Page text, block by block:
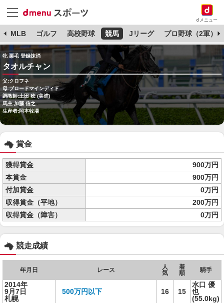
dメニュー
MLB ゴルフ 高校野球 競馬 Jリーグ プロ野球（2軍）
牝 栗毛 登録抹消
タオルチャン
父:クロフネ
母:ブロードマインディド
調教師:土田 稔 (美浦)
馬主:加藤 信之
生産者:岡本牧場
賞金
獲得賞金
900万円
本賞金
900万円
付加賞金
0万円
収得賞金（平地）
200万円
収得賞金（障害）
0万円
競走成績
年月日 レース
人
気
着
順
騎手
2014年
9月7日
札幌
500万円以下 16 15
水口 優
也
(55.0kg)